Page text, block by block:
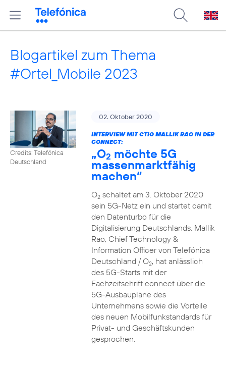
Blogartikel zum Thema
#Ortel_Mobile 2023
Credits: Telefónica
Deutschland
02. Oktober 2020
INTERVIEW MIT CTIO MALLIK RAO IN DER
CONNECT:
„O2 möchte 5G
massenmarktfähig
machen“
O2schaltet am 3. Oktober 2020
sein 5G-Netz ein und startet damit
den Datenturbo für die
Digitalisierung Deutschlands. Mallik
Rao, Chief Technology &
Information Officer von Telefónica
Deutschland / O2, hat anlässlich
des 5G-Starts mit der
Fachzeitschrift connect über die
5G-Ausbaupläne des
Unternehmens sowie die Vorteile
des neuen Mobilfunkstandards für
Privat- und Geschäftskunden
gesprochen.